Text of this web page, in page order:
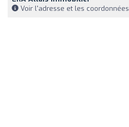
Voir l'adresse et les coordonnées